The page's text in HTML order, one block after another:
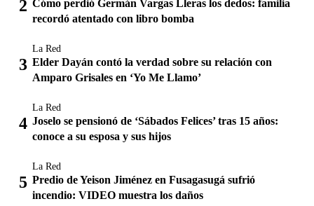
Cómo perdió Germán Vargas Lleras los dedos: familia
recordó atentado con libro bomba
La Red
Elder Dayán contó la verdad sobre su relación con
Amparo Grisales en ‘Yo Me Llamo’
La Red
Joselo se pensionó de ‘Sábados Felices’ tras 15 años:
conoce a su esposa y sus hijos
La Red
Predio de Yeison Jiménez en Fusagasugá sufrió
incendio: VIDEO muestra los daños